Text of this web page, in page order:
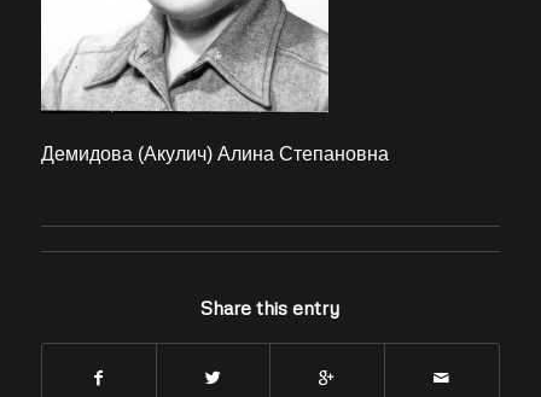
Демидова (Акулич) Алина Степановна
Share this entry